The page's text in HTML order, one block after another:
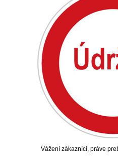
Vážení zákazníci, práve